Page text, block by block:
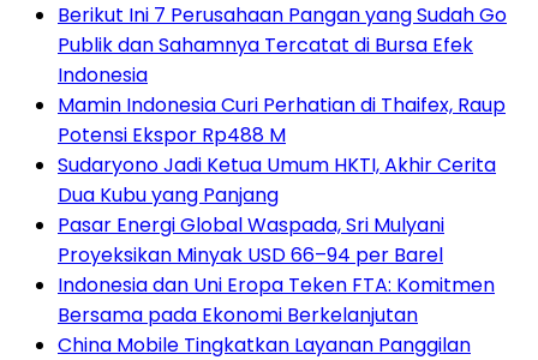
Berikut Ini 7 Perusahaan Pangan yang Sudah Go
Publik dan Sahamnya Tercatat di Bursa Efek
Indonesia
Mamin Indonesia Curi Perhatian di Thaifex, Raup
Potensi Ekspor Rp488 M
Sudaryono Jadi Ketua Umum HKTI, Akhir Cerita
Dua Kubu yang Panjang
Pasar Energi Global Waspada, Sri Mulyani
Proyeksikan Minyak USD 66–94 per Barel
Indonesia dan Uni Eropa Teken FTA: Komitmen
Bersama pada Ekonomi Berkelanjutan
China Mobile Tingkatkan Layanan Panggilan